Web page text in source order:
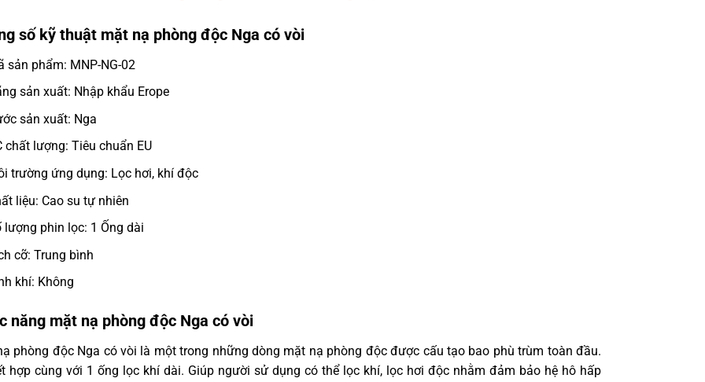
số kỹ thuật mặt nạ phòng độc Nga có vòi
sản phẩm: MNP-NG-02
sản xuất: Nhập khẩu Erope
sản xuất: Nga
chất lượng: Tiêu chuẩn EU
trường ứng dụng: Lọc hơi, khí độc
liệu: Cao su tự nhiên
lượng phin lọc: 1 Ống dài
cỡ: Trung bình
khí: Không
năng mặt nạ phòng độc Nga có vòi
phòng độc Nga có vòi là một trong những dòng mặt nạ phòng độc được cấu tạo bao phù trùm toàn đầu.
hợp cùng với 1 ống lọc khí dài. Giúp người sử dụng có thể lọc khí, lọc hơi độc nhằm đảm bảo hệ hô hấp